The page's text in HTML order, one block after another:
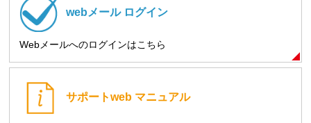
webメールログイン
Webメールへのログインはこちら
サポートweb マニュアル